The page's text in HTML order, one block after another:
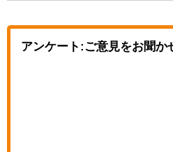
アンケート:ご意見をお聞か